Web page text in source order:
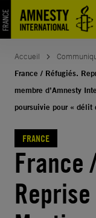
Aller
au
contenu
Accueil
France / Réfugiés.
membre d’Amnesty
poursuivie pour « délit
FRANCE
France